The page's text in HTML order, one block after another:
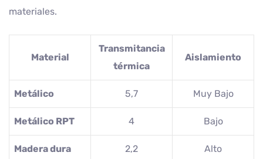
materiales.
Material
Transmitancia
térmica
Aislamiento
Metálico 5,7 Muy Bajo
Metálico RPT 4 Bajo
Madera dura 2,2 Alto